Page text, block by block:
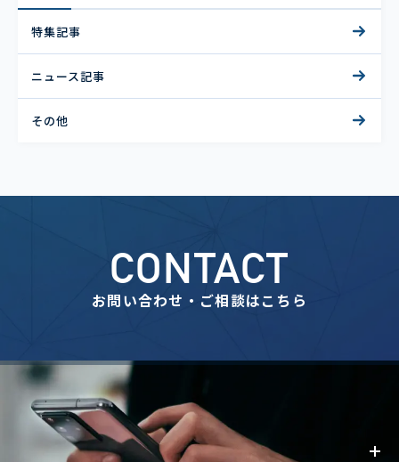
特集記事
ニュース記事
その他
CONTACT
お問い合わせ・ご相談はこちら
事業内容